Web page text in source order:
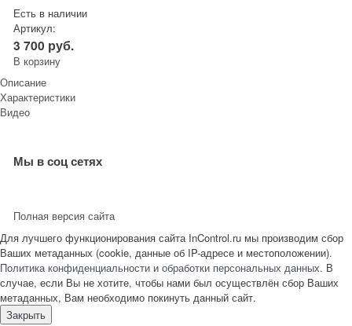
Есть в наличии
Артикул:
3 700 руб.
В корзину
Описание
Характеристики
Видео
Мы в соц сетях
Полная версия сайта
Для лучшего функционирования сайта InControl.ru мы производим сбор
Ваших метаданных (cookie, данные об IP-адресе и местоположении).
Политика конфиденциальности и обработки персональных данных. В
случае, если Вы не хотите, чтобы нами был осуществлён сбор Ваших
метаданных, Вам необходимо покинуть данный сайт.
Закрыть